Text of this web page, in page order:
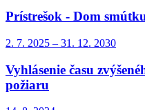
Prístrešok - Dom
2. 7. 2025 – 31. 12. 2030
Vyhlásenie času
požiaru